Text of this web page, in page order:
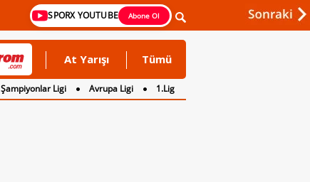
SPORX YOUTUBE Abone Ol
At Yarışı Tümü
Şampiyonlar Ligi Avrupa Ligi
1.Lig